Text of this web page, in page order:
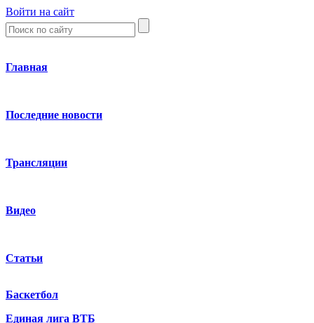
Войти на сайт
Главная
Последние новости
Трансляции
Видео
Статьи
Баскетбол
Единая лига ВТБ